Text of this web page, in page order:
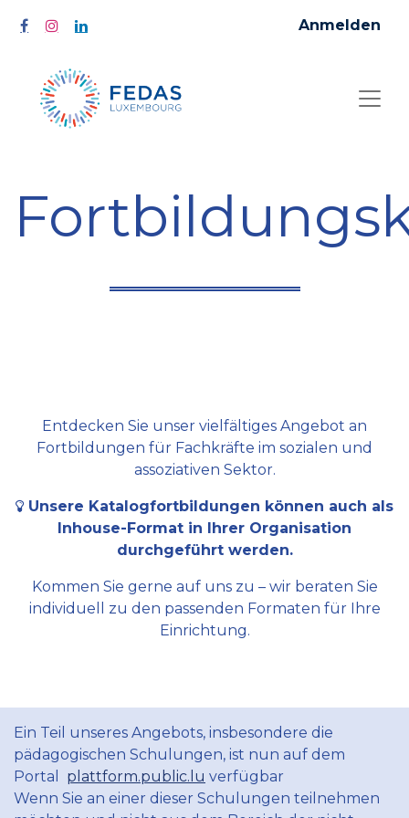
Anmelden
Entdecken Sie unser vielfältiges Angebot an
Fortbildungen für Fachkräfte im sozialen und
assoziativen Sektor.
Unsere Katalogfortbildungen können auch als
Inhouse-Format in Ihrer Organisation
durchgeführt werden.
Kommen Sie gerne auf uns zu – wir beraten Sie
individuell zu den passenden Formaten für Ihre
Einrichtung.
Ein Teil unseres Angebots, insbesondere die
pädagogischen Schulungen, ist nun auf dem
Portal plattform.public.lu verfügbar
Wenn Sie an einer dieser Schulungen teilnehmen